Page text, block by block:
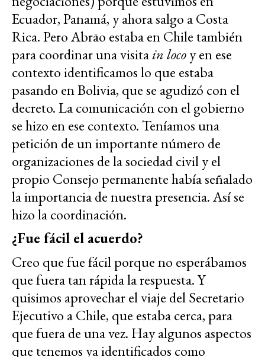
Ecuador, Panamá, y ahora salgo a Costa
Rica. Pero Abrāo estaba en Chile también
para coordinar una visitain locoy en ese
contexto identificamos lo que estaba
pasando en Bolivia, que se agudizó con el
decreto. La comunicación con el gobierno
se hizo en ese contexto. Teníamos una
petición de un importante número de
organizaciones de la sociedad civil y el
propio Consejo permanente había señalado
la importancia de nuestra presencia. Así se
hizo la coordinación.
¿Fue fácil el acuerdo?
Creo que fue fácil porque no esperábamos
que fuera tan rápida la respuesta. Y
quisimos aprovechar el viaje del Secretario
Ejecutivo a Chile, que estaba cerca, para
que fuera de una vez. Hay algunos aspectos
que tenemos ya identificados como